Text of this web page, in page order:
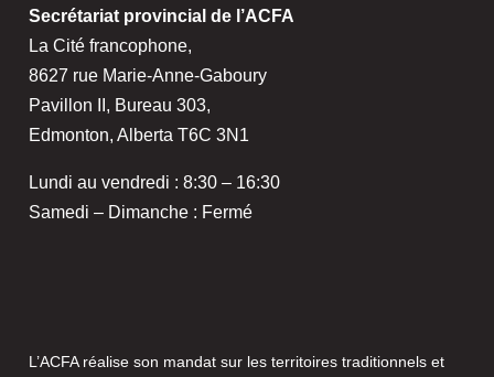
Secrétariat provincial de l’ACFA
La Cité francophone,
8627 rue Marie-Anne-Gaboury
Pavillon II, Bureau 303,
Edmonton, Alberta T6C 3N1
Lundi au vendredi : 8:30 – 16:30
Samedi – Dimanche : Fermé
L’ACFA réalise son mandat sur les territoires traditionnels et